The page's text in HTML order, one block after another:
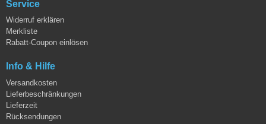
Service
Widerruf erklären
Merkliste
Rabatt-Coupon einlösen
Info & Hilfe
Versandkosten
Lieferbeschränkungen
Lieferzeit
Rücksendungen